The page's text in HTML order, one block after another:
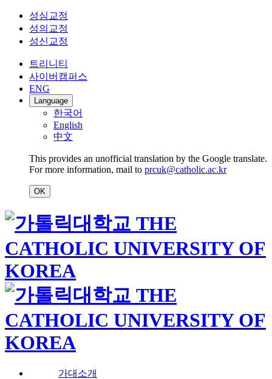
성심교정
성의교정
성신교정
트리니티
사이버캠퍼스
ENG
Language
한국어
English
中文
This provides an unofficial translation by the Google translate.
For more information, mail to prcuk@catholic.ac.kr
OK
가대소개